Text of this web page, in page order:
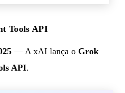
Tools API
— A xAI lança o Grok
API.